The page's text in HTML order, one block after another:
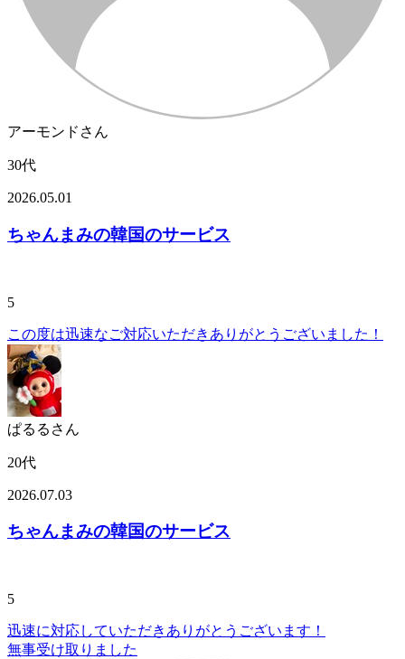
アーモンドさん
30代
2026.05.01
ちゃんまみの韓国のサービス
5
この度は迅速なご対応いただきありがとうございました！
ぱるるさん
20代
2026.07.03
ちゃんまみの韓国のサービス
5
迅速に対応していただきありがとうございます！
無事受け取りました